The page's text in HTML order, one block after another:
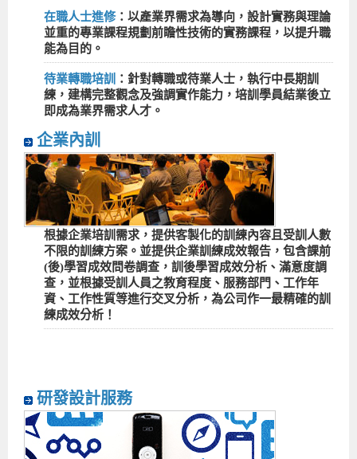
在職人士進修：以產業界需求為導向，設計實務與理論
並重的專業課程規劃前瞻性技術的實務課程，以提升職
能為目的。
待業轉職培訓
：針對轉職或待業人士，執行中長期訓
練，建構完整觀念及強調實作能力，培訓學員結業後立
即成為業界需求人才。
企業內訓
根據企業培訓需求，提供客製化的訓練內容且受訓人數
不限的訓練方案。並提供企業訓練成效報告，包含課前
(後)學習成效問卷調查，訓後學習成效分析、滿意度調
查，並根據受訓人員之教育程度、服務部門、工作年
資、工作性質等進行交叉分析，為公司作一最精確的訓
練成效分析！
研發設計服務